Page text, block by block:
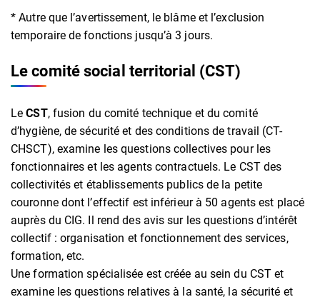
* Autre que l’avertissement, le blâme et l’exclusion
temporaire de fonctions jusqu’à 3 jours.
Le comité social territorial (CST)
Le CST, fusion du comité technique et du comité
d’hygiène, de sécurité et des conditions de travail (CT-
CHSCT), examine les questions collectives pour les
fonctionnaires et les agents contractuels. Le CST des
collectivités et établissements publics de la petite
couronne dont l’effectif est inférieur à 50 agents est placé
auprès du CIG. Il rend des avis sur les questions d’intérêt
collectif : organisation et fonctionnement des services,
formation, etc.
Une formation spécialisée est créée au sein du CST et
examine les questions relatives à la santé, la sécurité et